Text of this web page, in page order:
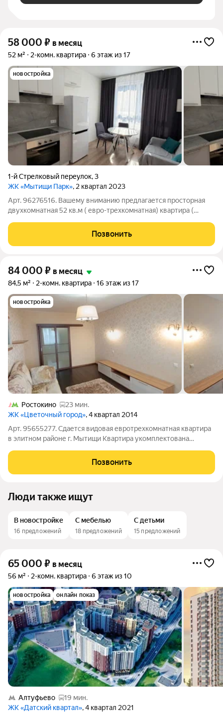
58 000 ₽ в месяц
52 м² 2-комн. квартира 6 этаж из 17
новостройка
1-й Стрелковый переулок,3
ЖК «Мытищи Парк», 2 квартал 2023
Арт. 96276516. Вашему вниманию предлагается просторная
двухкомнатная 52 кв.м ( евро-трехкомнатная) квартира (
Мытищи парк. В квартире есть кладовка, сан.узел совместный.
Установлена кухня Мария со
Позвонить
84 000 ₽ в месяц
84,5 м² 2-комн. квартира 16 этаж из 17
новостройка
Ростокино
23 мин.
ЖК «Цветочный город», 4 квартал 2014
Арт. 95655277. Сдается видовая евротрехкомнатная квартира
в элитном районе г. Мытищи Квартира укомплектована
20+17 м2 Кухня-гостиная: 30 м2 Раздельный санузел
Гардеробная комната и рабочий
Позвонить
Люди также ищут
В новостройке
16 предложений
С мебелью
18 предложений
С детьми
15 предложений
65 000 ₽ в месяц
56 м² 2-комн. квартира 6 этаж из 10
новостройка онлайн показ
Алтуфьево
19 мин.
ЖК «Датский квартал», 4 квартал 2021